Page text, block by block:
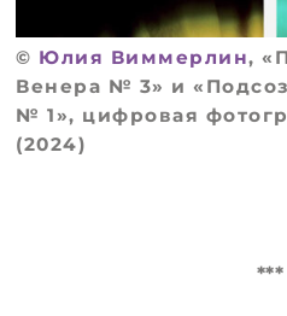
© Юлия Виммерлин,
Венера № 3» и
№ 1», цифровая
(2024)
***